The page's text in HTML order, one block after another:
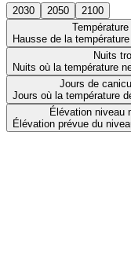
2030 2050
2100
Hausse de la
Nuits
Nuits où la température
Jours de
Jours où la température
Élévation niveau
Élévation prévue du